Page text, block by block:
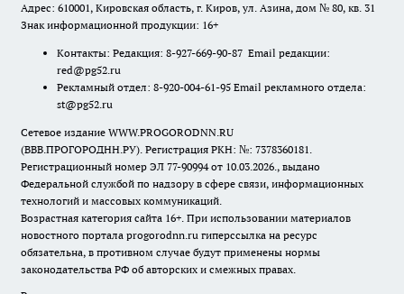
Адрес: 610001, Кировская область, г. Киров, ул. Азина, дом № 80, кв. 31
Знак информационной продукции: 16+
Контакты: Редакция: 8-927-669-90-87 Email редакции:
red@pg52.ru
Рекламный отдел: 8-920-004-61-95 Email рекламного отдела:
st@pg52.ru
Сетевое издание WWW.PROGORODNN.RU
(ВВВ.ПРОГОРОДНН.РУ). Регистрация РКН: №: 7378360181.
Регистрационный номер ЭЛ 77-90994 от 10.03.2026., выдано
Федеральной службой по надзору в сфере связи, информационных
технологий и массовых коммуникаций.
Возрастная категория сайта 16+. При использовании материалов
новостного портала progorodnn.ru гиперссылка на ресурс
обязательна, в противном случае будут применены нормы
законодательства РФ об авторских и смежных правах.